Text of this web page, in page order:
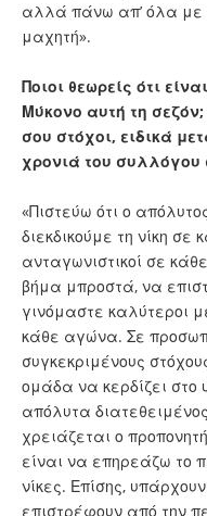
αλλά πάνω απ’ όλα με
μαχητή».
Ποιοι θεωρείς ότι
Μύκονο αυτή τη σεζόν;
σου στόχοι, ειδικά
χρονιά του συλλόγου
«Πιστεύω ότι ο
διεκδικούμε τη νίκη σε
ανταγωνιστικοί σε
βήμα μπροστά, να
γινόμαστε καλύτεροι
κάθε αγώνα. Σε
συγκεκριμένους
ομάδα να κερδίζει στο
απόλυτα
χρειάζεται ο
είναι να επηρεάζω το
νίκες. Επίσης,
επιστρέφουν από την